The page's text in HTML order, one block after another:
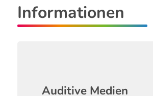
Informationen
Auditive Medien